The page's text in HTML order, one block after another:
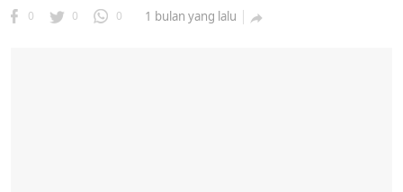
0 0 0 1 bulan yang lalu 